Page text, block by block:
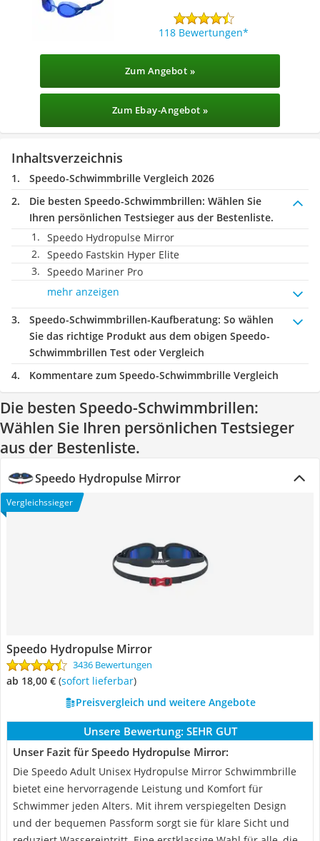
118 Bewertungen
Zum Angebot »
Zum Ebay-Angebot »
Inhaltsverzeichnis
Speedo-Schwimmbrille Vergleich 2026
Die besten Speedo-Schwimmbrillen: Wählen Sie
Ihren persönlichen Testsieger aus der Bestenliste.
Speedo Hydropulse Mirror
Speedo Fastskin Hyper Elite
Speedo Mariner Pro
mehr anzeigen
Speedo-Schwimmbrillen-Kaufberatung: So wählen
Sie das richtige Produkt aus dem obigen Speedo-
Schwimmbrillen Test oder Vergleich
Kommentare zum Speedo-Schwimmbrille Vergleich
Die besten Speedo-Schwimmbrillen:
Wählen Sie Ihren persönlichen Testsieger
aus der Bestenliste.
Speedo Hydropulse Mirror
Vergleichssieger
Speedo Hydropulse Mirror
3436 Bewertungen
ab 18,00 € ( Sofort lieferbar)
Preisvergleich und weitere Angebote
Unsere Bewertung: SEHR GUT
Unser Fazit für Speedo Hydropulse Mirror:
Die Speedo Adult Unisex Hydropulse Mirror Schwimmbrille
bietet eine hervorragende Leistung und Komfort für
Schwimmer jeden Alters. Mit ihrem verspiegelten Design
und der bequemen Passform sorgt sie für klare Sicht und